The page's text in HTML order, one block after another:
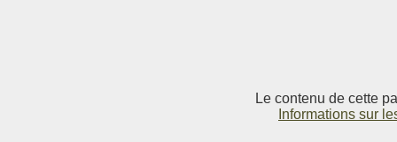
Le contenu de cette
Informations sur